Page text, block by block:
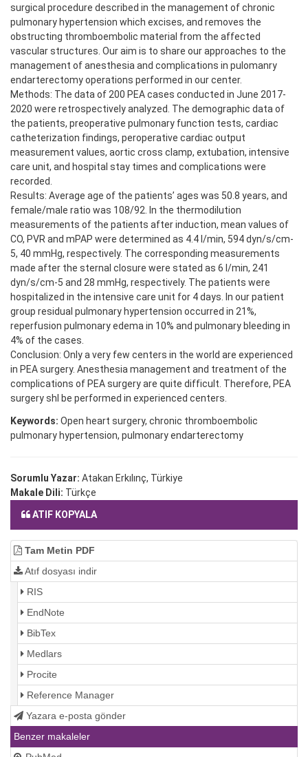
surgical procedure described in the management of chronic
pulmonary hypertension which excises, and removes the
obstructing thromboembolic material from the affected
vascular structures. Our aim is to share our approaches to the
management of anesthesia and complications in pulomanry
endarterectomy operations performed in our center.
Methods: The data of 200 PEA cases conducted in June 2017-
2020 were retrospectively analyzed. The demographic data of
the patients, preoperative pulmonary function tests, cardiac
catheterization findings, peroperative cardiac output
measurement values, aortic cross clamp, extubation, intensive
care unit, and hospital stay times and complications were
recorded.
Results: Average age of the patients’ ages was 50.8 years, and
female/male ratio was 108/92. In the thermodilution
measurements of the patients after induction, mean values of
CO, PVR and mPAP were determined as 4.4 l/min, 594 dyn/s/cm-
5, 40 mmHg, respectively. The corresponding measurements
made after the sternal closure were stated as 6 l/min, 241
dyn/s/cm-5 and 28 mmHg, respectively. The patients were
hospitalized in the intensive care unit for 4 days. In our patient
group residual pulmonary hypertension occurred in 21%,
reperfusion pulmonary edema in 10% and pulmonary bleeding in
4% of the cases.
Conclusion: Only a very few centers in the world are experienced
in PEA surgery. Anesthesia management and treatment of the
complications of PEA surgery are quite difficult. Therefore, PEA
surgery shl be performed in experienced centers.
Keywords: Open heart surgery, chronic thromboembolic
pulmonary hypertension, pulmonary endarterectomy
Sorumlu Yazar: Atakan Erkılınç, Türkiye
Makale Dili: Türkçe
ATIF KOPYALA
Tam Metin PDF
Atıf dosyası indir
RIS
EndNote
BibTex
Medlars
Procite
Reference Manager
Yazara e-posta gönder
Benzer makaleler